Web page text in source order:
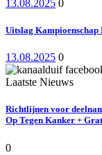
13.08.2025 0
Uitslag
13.08.2025 0
Laatste Nieuws
Richtlijnen voor
Op Tegen Kanker +
0